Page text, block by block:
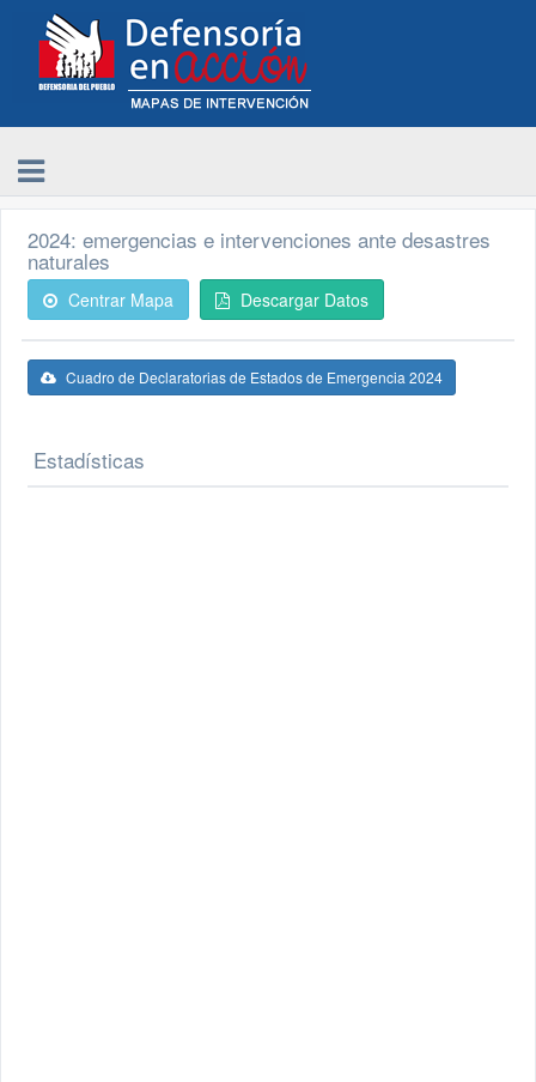
2024: emergencias e intervenciones ante desastres
naturales
Centrar Mapa Descargar Datos
Cuadro de Declaratorias de Estados de Emergencia 2024
Estadísticas